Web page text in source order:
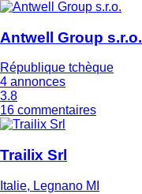
Antwell Group s.r.o.
République tchèque
4 annonces
3.8
16 commentaires
Trailix Srl
Italie, Legnano MI